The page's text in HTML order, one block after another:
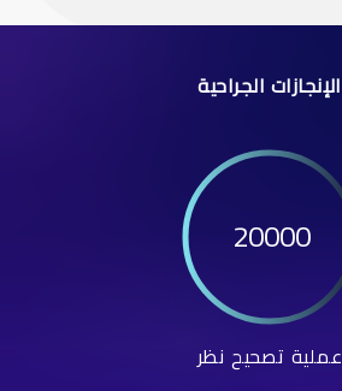
الإنجازات الجراحية
20000
عملية تصحيح نظر